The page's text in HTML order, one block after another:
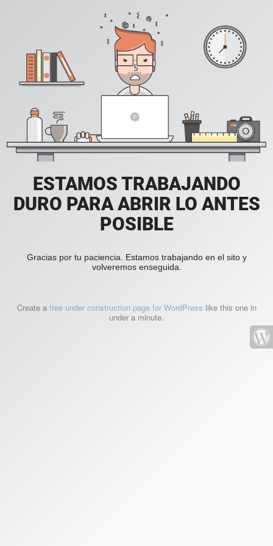
ESTAMOS TRABAJANDO
DURO PARA ABRIR LO ANTES
POSIBLE
Gracias por tu paciencia. Estamos trabajando en el sito y
volveremos enseguida.
Create a free under construction page for WordPress like this one in
under a minute.